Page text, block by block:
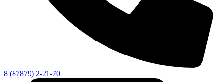
8 (87879) 2-21-70